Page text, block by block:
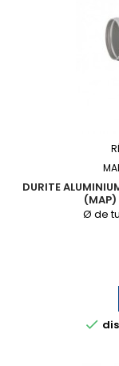
DURITE
(MAP)
Ø de
